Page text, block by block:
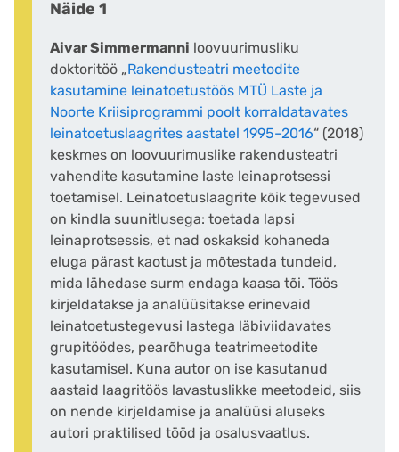
Näide 1
Aivar Simmermanni loovuurimusliku
doktoritöö „Rakendusteatri meetodite
kasutamine leinatoetustöös MTÜ Laste ja
Noorte Kriisiprogrammi poolt korraldatavates
leinatoetuslaagrites aastatel 1995–2016“ (2018)
keskmes on loovuurimuslike rakendusteatri
vahendite kasutamine laste leinaprotsessi
toetamisel. Leinatoetuslaagrite kõik tegevused
on kindla suunitlusega: toetada lapsi
leinaprotsessis, et nad oskaksid kohaneda
eluga pärast kaotust ja mõtestada tundeid,
mida lähedase surm endaga kaasa tõi. Töös
kirjeldatakse ja analüüsitakse erinevaid
leinatoetustegevusi lastega läbiviidavates
grupitöödes, pearõhuga teatrimeetodite
kasutamisel. Kuna autor on ise kasutanud
aastaid laagritöös lavastuslikke meetodeid, siis
on nende kirjeldamise ja analüüsi aluseks
autori praktilised tööd ja osalusvaatlus.